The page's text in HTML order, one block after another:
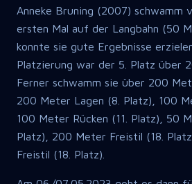
Anneke Bruning (2007) schwamm
ersten Mal auf der Langbahn (50
konnte sie gute Ergebnisse
Platzierung war der 5. Platz über
Ferner schwamm sie über 200
200 Meter Lagen (8. Platz), 100
100 Meter Rücken (11. Platz), 50
Platz), 200 Meter Freistil (18.
Freistil (18. Platz).